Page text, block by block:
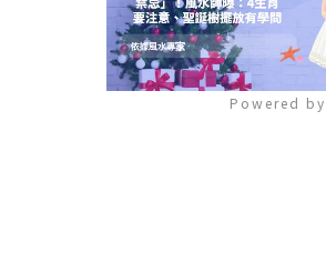
Powered by